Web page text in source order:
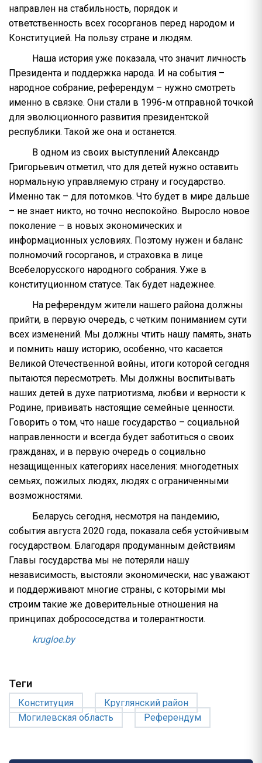
направлен на стабильность, порядок и
ответственность всех госорганов перед народом и
Конституцией. На пользу стране и людям.
Наша история уже показала, что значит личность
Президента и поддержка народа. И на события –
народное собрание, референдум – нужно смотреть
именно в связке. Они стали в 1996-м отправной точкой
для эволюционного развития президентской
республики. Такой же она и останется.
В одном из своих выступлений Александр
Григорьевич отметил, что для детей нужно оставить
нормальную управляемую страну и государство.
Именно так – для потомков. Что будет в мире дальше
– не знает никто, но точно неспокойно. Выросло новое
поколение – в новых экономических и
информационных условиях. Поэтому нужен и баланс
полномочий госорганов, и страховка в лице
Всебелорусского народного собрания. Уже в
конституционном статусе. Так будет надежнее.
На референдум жители нашего района должны
прийти, в первую очередь, с четким пониманием сути
всех изменений. Мы должны чтить нашу память, знать
и помнить нашу историю, особенно, что касается
Великой Отечественной войны, итоги которой сегодня
пытаются пересмотреть. Мы должны воспитывать
наших детей в духе патриотизма, любви и верности к
Родине, прививать настоящие семейные ценности.
Говорить о том, что наше государство – социальной
направленности и всегда будет заботиться о своих
гражданах, и в первую очередь о социально
незащищенных категориях населения: многодетных
семьях, пожилых людях, людях с ограниченными
возможностями.
Беларусь сегодня, несмотря на пандемию,
события августа 2020 года, показала себя устойчивым
государством. Благодаря продуманным действиям
Главы государства мы не потеряли нашу
независимость, выстояли экономически, нас уважают
и поддерживают многие страны, с которыми мы
строим такие же доверительные отношения на
принципах добрососедства и толерантности.
krugloe.by
Теги
Конституция
Круглянский район
Могилевская область
Референдум